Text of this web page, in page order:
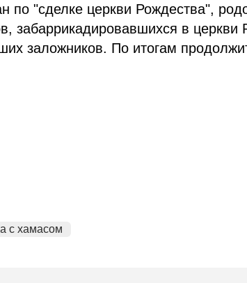
по "сделке церкви Рождества",
забаррикадировавшихся в
заложников. По итогам
с хамасом